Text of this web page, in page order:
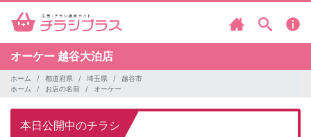
オーケー 越谷大泊店
ホーム 都道府県 埼玉県
越谷市
ホーム
お店の名前 オーケー
本日公開中のチラシ